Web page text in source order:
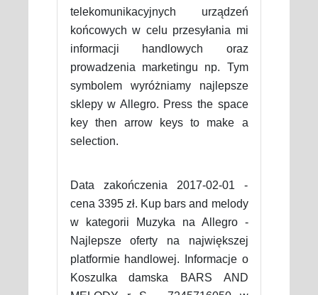
telekomunikacyjnych urządzeń
końcowych w celu przesyłania mi
informacji handlowych oraz
prowadzenia marketingu np. Tym
symbolem wyróżniamy najlepsze
sklepy w Allegro. Press the space
key then arrow keys to make a
selection.
Data zakończenia 2017-02-01 -
cena 3395 zł. Kup bars and melody
w kategorii Muzyka na Allegro -
Najlepsze oferty na największej
platformie handlowej. Informacje o
Koszulka damska BARS AND